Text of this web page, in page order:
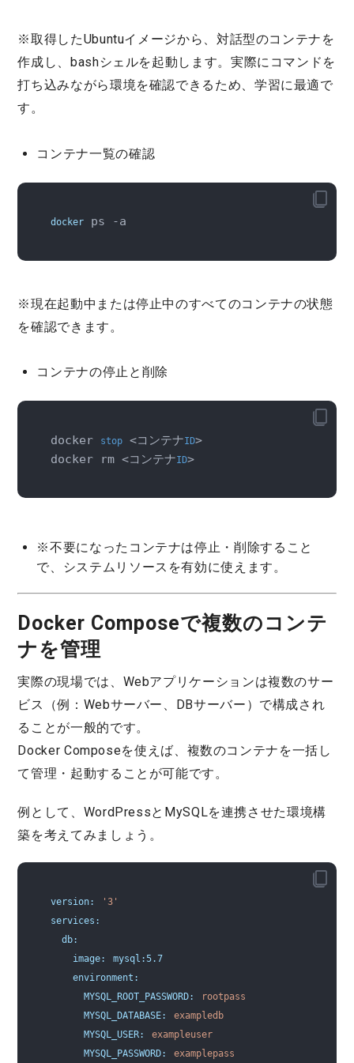
※取得したUbuntuイメージから、対話型のコンテナを
作成し、bashシェルを起動します。実際にコマンドを
打ち込みながら環境を確認できるため、学習に最適で
す。
コンテナ一覧の確認
docker ps -a
※現在起動中または停止中のすべてのコンテナの状態
を確認できます。
コンテナの停止と削除
docker stop <コンテナID>
docker rm <コンテナID>
※不要になったコンテナは停止・削除すること
で、システムリソースを有効に使えます。
Docker Composeで複数のコンテ
ナを管理
実際の現場では、Webアプリケーションは複数のサー
ビス（例：Webサーバー、DBサーバー）で構成され
ることが一般的です。
Docker Composeを使えば、複数のコンテナを一括し
て管理・起動することが可能です。
例として、WordPressとMySQLを連携させた環境構
築を考えてみましょう。
version:
'3'
services:
  db:
    image:
mysql:5.7
    environment:
      MYSQL_ROOT_PASSWORD:
rootpass
      MYSQL_DATABASE:
exampledb
      MYSQL_USER:
exampleuser
      MYSQL_PASSWORD:
examplepass